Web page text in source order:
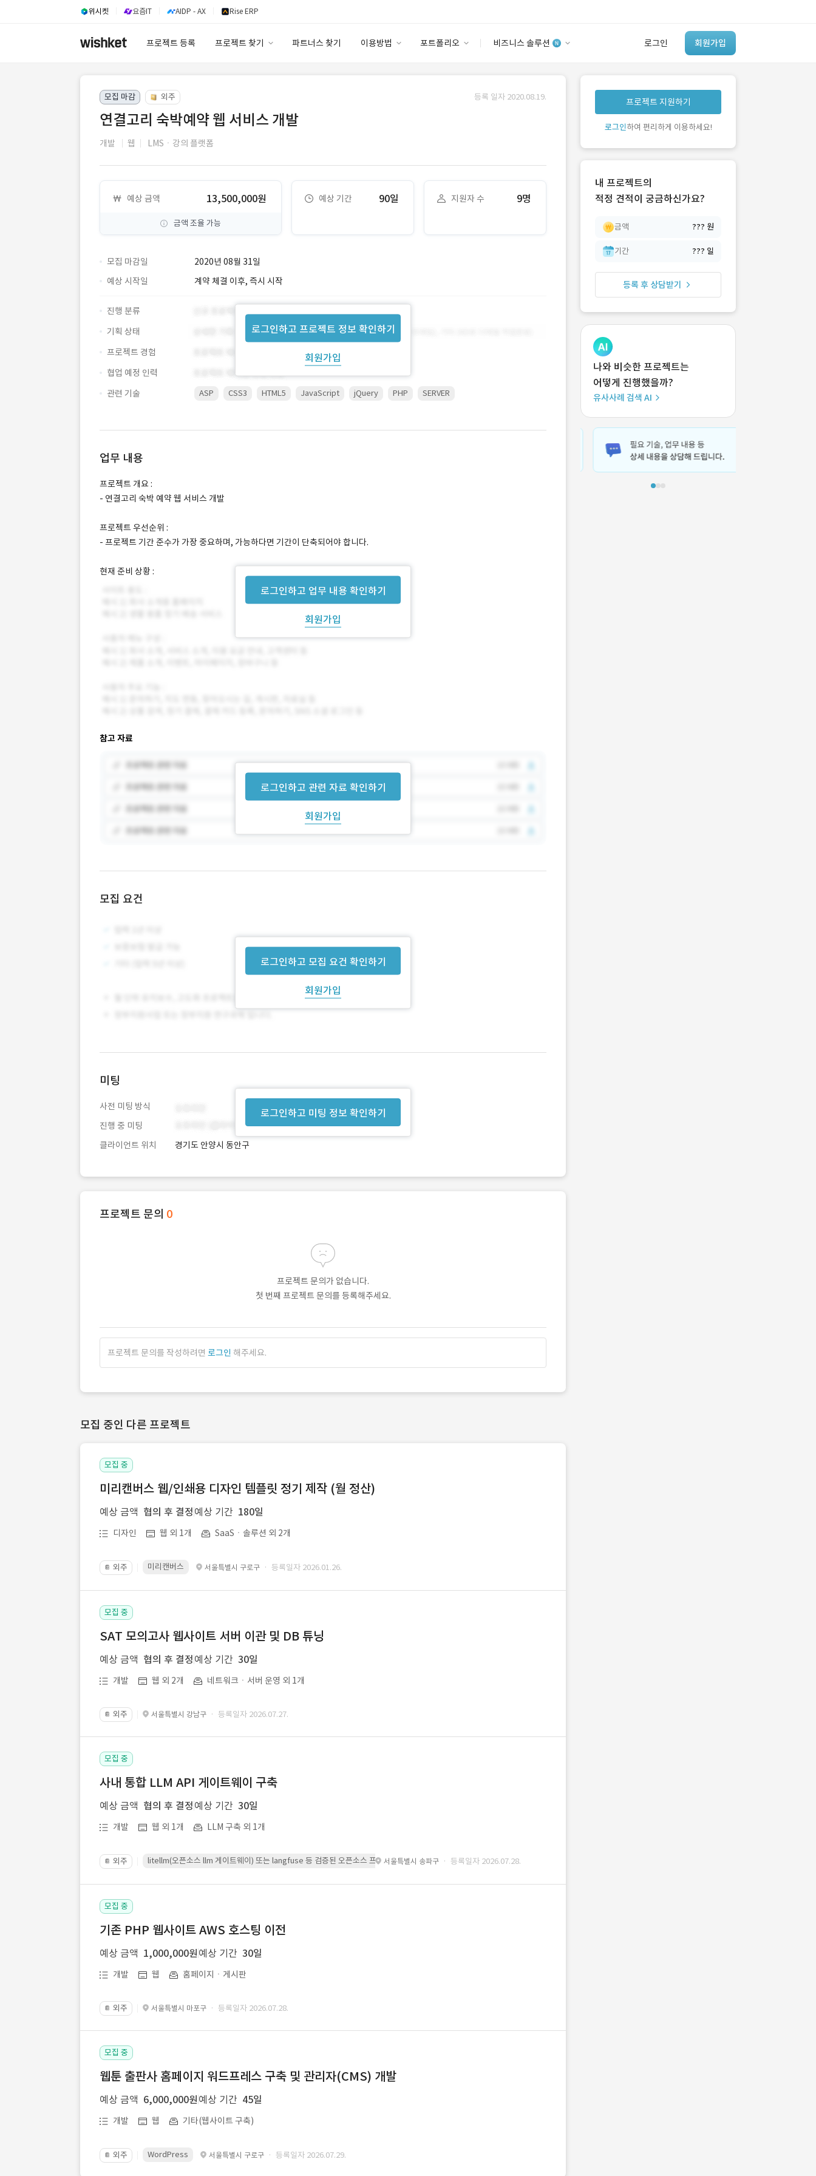
위시켓 요즘IT AIDP - AX Rise ERP
프로젝트 등록 프로젝트 찾기 파트너스 찾기 이용방법 포트폴리오 비즈니스 솔루션 로그인 회원가입
안심 코드 케어
유사사례 검색 AI
‘이런 거’ 만들어본
개발 회사 있어?
모집 마감 외주 등록 일자 2020.08.19.
연결고리 숙박예약 웹 서비스 개발
개발 웹 LMSㆍ강의 플랫폼
예상 금액 13,500,000원
금액 조율 가능
예상 기간 90일 지원자 수 9명
모집 마감일 2020년 08월 31일
로그인하고 프로젝트 정보 확인하기
회원가입
예상 시작일 계약 체결 이후, 즉시 시작
진행 분류
기획 상태
프로젝트 경험
협업 예정 인력
관련 기술
ASP CSS3 HTML5 JavaScript jQuery PHP SERVER
업무 내용
로그인하고 업무 내용 확인하기
회원가입
프로젝트 개요 :
- 연결고리 숙박 예약 웹 서비스 개발
프로젝트 우선순위 :
- 프로젝트 기간 준수가 가장 중요하며, 가능하다면 기간이 단축되어야 합니다.
현재 준비 상황 :
참고 자료
로그인하고 관련 자료 확인하기
회원가입
모집 요건
로그인하고 모집 요건 확인하기
회원가입
로그인하고 미팅 정보 확인하기
미팅
사전 미팅 방식
진행 중 미팅
클라이언트 위치
경기도 안양시 동안구
프로젝트 문의 0
프로젝트 문의가 없습니다.
첫 번째 프로젝트 문의를 등록해주세요.
프로젝트 문의를 작성하려면 로그인 해주세요.
모집 중인 다른 프로젝트
모집 중
미리캔버스 웹/인쇄용 디자인 템플릿 정기 제작 (월 정산)
예상 금액 협의 후 결정 예상 기간 180일
디자인 웹 외 1개 SaaSㆍ솔루션 외 2개
📔 외주 미리캔버스 서울특별시 구로구 · 등록일자 2026.01.26.
모집 중
SAT 모의고사 웹사이트 서버 이관 및 DB 튜닝
예상 금액 협의 후 결정 예상 기간 30일
개발 웹 외 2개 네트워크ㆍ서버 운영 외 1개
📔 외주 서울특별시 강남구 · 등록일자 2026.07.27.
모집 중
사내 통합 LLM API 게이트웨이 구축
예상 금액 협의 후 결정 예상 기간 30일
개발 웹 외 1개 LLM 구축 외 1개
📔 외주 litellm(오픈소스 llm 게이트웨이) 또는 langfuse 등 검증된 오픈소스 프레임워크를 기반으로 시스템을 구축
서울특별시 송파구 · 등록일자 2026.07.28.
모집 중
기존 PHP 웹사이트 AWS 호스팅 이전
예상 금액 1,000,000원 예상 기간 30일
개발 웹 홈페이지ㆍ게시판
📔 외주 서울특별시 마포구 · 등록일자 2026.07.28.
모집 중
웹툰 출판사 홈페이지 워드프레스 구축 및 관리자(CMS) 개발
예상 금액 6,000,000원 예상 기간 45일
개발 웹 기타(웹사이트 구축)
📔 외주 WordPress 서울특별시 구로구 · 등록일자 2026.07.29.
프로젝트 지원하기
로그인하여 편리하게 이용하세요!
내 프로젝트의
적정 견적이 궁금하신가요?
금액 ??? 원
기간 ??? 일
등록 후 상담받기
나와 비슷한 프로젝트는
어떻게 진행했을까?
유사사례 검색 AI